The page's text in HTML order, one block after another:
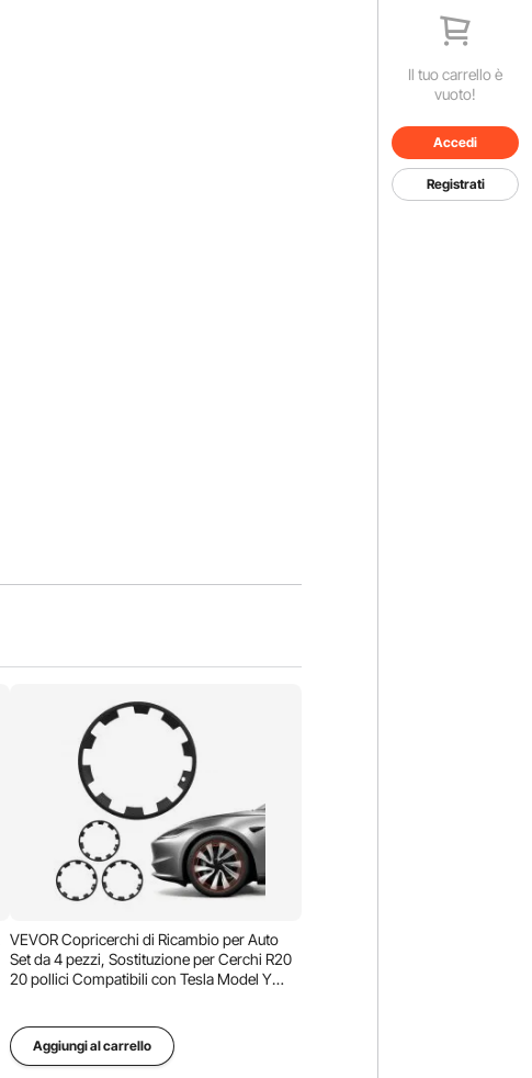
Il tuo carrello è
vuoto!
Accedi
Registrati
VEVOR Copricerchi di Ricambio per Auto
Set da 4 pezzi, Sostituzione per Cerchi R20
20 pollici Compatibili con Tesla Model Y
Aggiungi al carrello